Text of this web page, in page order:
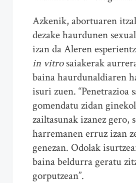
Azkenik, abortuaren
dezake haurdunen
izan da Aleren
in vitrosaiakerak
baina haurdunaldiaren
isuri zuen. “Penetrazioa
gomendatu zidan
zailtasunak izanez gero,
harremanen erruz izan
genezan. Odolak
baina beldurra geratu
gorputzean”.